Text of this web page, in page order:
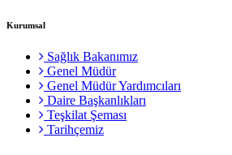
Kurumsal
Sağlık Bakanımız
Genel Müdür
Genel Müdür Yardımcıları
Daire Başkanlıkları
Teşkilat Şeması
Tarihçemiz